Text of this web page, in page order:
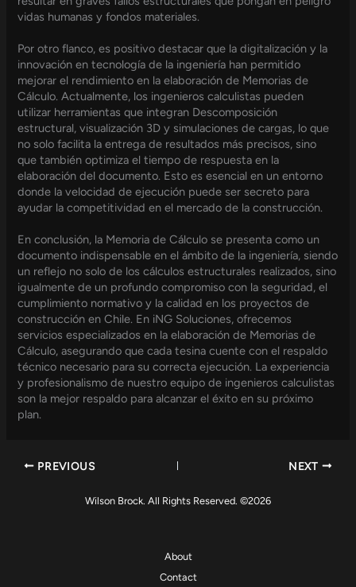
vidas humanas y fondos materiales.
Por otro flanco, es positivo destacar que la digitalización y la
innovación en tecnología de la ingeniería han permitido
mejorar el rendimiento en la elaboración de Memorias de
Cálculo. Actualmente, los ingenieros calculistas pueden
utilizar herramientas que integran Descomposición
estructural, visualización 3D y simulaciones de cargas, lo que
no solo facilita la entrega de resultados más precisos, sino
que también optimiza el tiempo de respuesta en la
elaboración del documento. Esto es esencial en un entorno
donde la velocidad de ejecución puede ser secreto para
ayudar la competitividad en el mercado de la construcción.
En conclusión, la Memoria de Cálculo se presenta como un
documento indispensable en el ámbito de la ingeniería, siendo
un reflejo no solo de los cálculos estructurales realizados, sino
igualmente de un profundo compromiso con la seguridad, el
cumplimiento normativo y la calidad en los proyectos de
construcción en Chile. En iNG Soluciones, ofrecemos
servicios especializados en la elaboración de Memorias de
Cálculo, asegurando que cada tesina cuente con el respaldo
técnico necesario para su correcta ejecución. La experiencia
y profesionalismo de nuestro equipo de ingenieros calculistas
son la mejor respaldo para alcanzar el éxito en su próximo
plan.
PREVIOUS NEXT
Wilson Brock. All Rights Reserved. ©2026
About
Contact